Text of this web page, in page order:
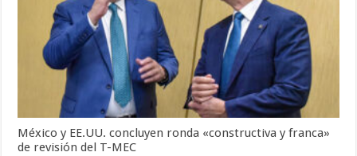
México y EE.UU. concluyen ronda «constructiva y franca»
de revisión del T-MEC